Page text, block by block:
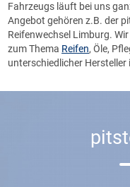
Fahrzeugs läuft bei uns
Angebot gehören z.B. der
Reifenwechsel Limburg.
zum Thema Reifen, Öle,
unterschiedlicher